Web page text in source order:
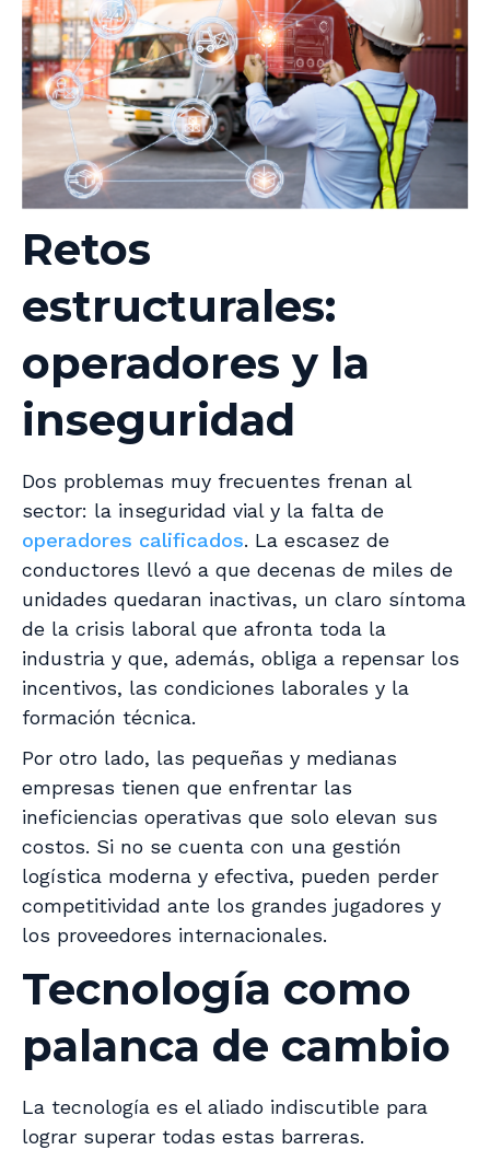
Retos
estructurales:
operadores y la
inseguridad
Dos problemas muy frecuentes frenan al
sector: la inseguridad vial y la falta de
operadores calificados. La escasez de
conductores llevó a que decenas de miles de
unidades quedaran inactivas, un claro síntoma
de la crisis laboral que afronta toda la
industria y que, además, obliga a repensar los
incentivos, las condiciones laborales y la
formación técnica.
Por otro lado, las pequeñas y medianas
empresas tienen que enfrentar las
ineficiencias operativas que solo elevan sus
costos. Si no se cuenta con una gestión
logística moderna y efectiva, pueden perder
competitividad ante los grandes jugadores y
los proveedores internacionales.
Tecnología como
palanca de cambio
La tecnología es el aliado indiscutible para
lograr superar todas estas barreras.